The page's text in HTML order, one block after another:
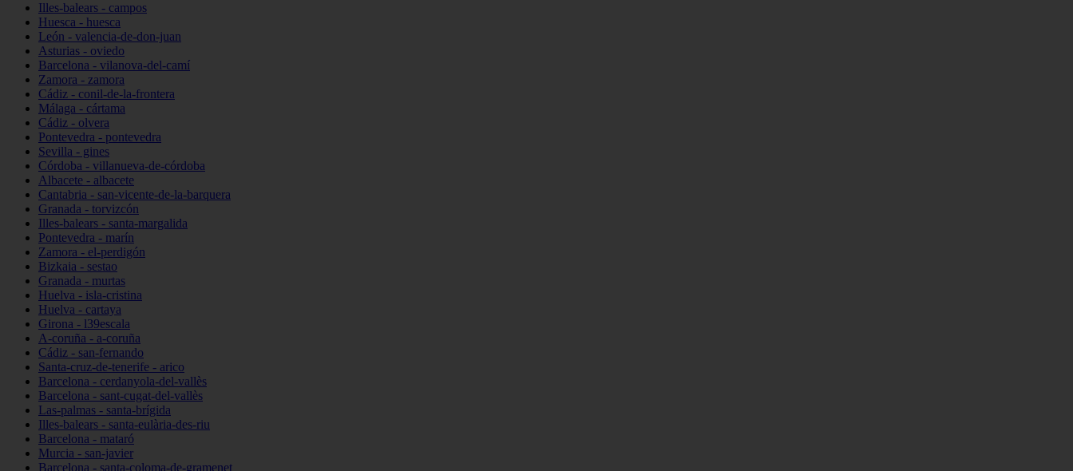
Illes-balears - campos
Huesca - huesca
León - valencia-de-don-juan
Asturias - oviedo
Barcelona - vilanova-del-camí
Zamora - zamora
Cádiz - conil-de-la-frontera
Málaga - cártama
Cádiz - olvera
Pontevedra - pontevedra
Sevilla - gines
Córdoba - villanueva-de-córdoba
Albacete - albacete
Cantabria - san-vicente-de-la-barquera
Granada - torvizcón
Illes-balears - santa-margalida
Pontevedra - marín
Zamora - el-perdigón
Bizkaia - sestao
Granada - murtas
Huelva - isla-cristina
Huelva - cartaya
Girona - l39escala
A-coruña - a-coruña
Cádiz - san-fernando
Santa-cruz-de-tenerife - arico
Barcelona - cerdanyola-del-vallès
Barcelona - sant-cugat-del-vallès
Las-palmas - santa-brígida
Illes-balears - santa-eulària-des-riu
Barcelona - mataró
Murcia - san-javier
Barcelona - santa-coloma-de-gramenet